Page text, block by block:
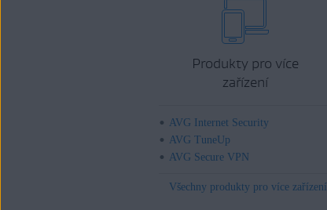
Produkty pro více
zařízení
AVG Internet Security
AVG TuneUp
AVG Secure VPN
Všechny produkty pro více zařízení